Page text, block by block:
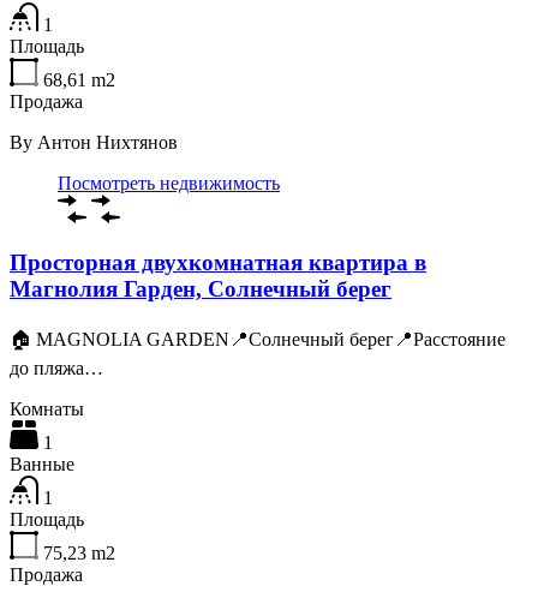
1
Площадь
68,61 m2
Продажа
By Антон Нихтянов
Посмотреть недвижимость
Просторная двухкомнатная квартира в
Магнолия Гарден, Солнечный берег
🏠 MAGNOLIA GARDEN📍Солнечный берег📍Расстояние
до пляжа…
Комнаты
1
Ванные
1
Площадь
75,23 m2
Продажа